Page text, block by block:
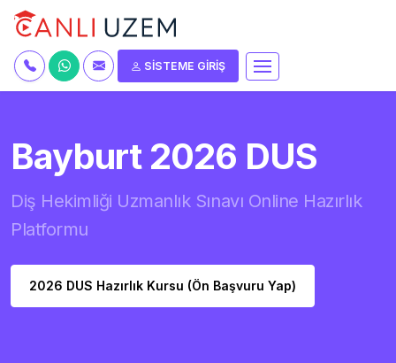
SİSTEME GİRİŞ
Bayburt 2026 DUS
Diş Hekimliği Uzmanlık Sınavı Online Hazırlık
Platformu
2026 DUS Hazırlık Kursu (Ön Başvuru Yap)